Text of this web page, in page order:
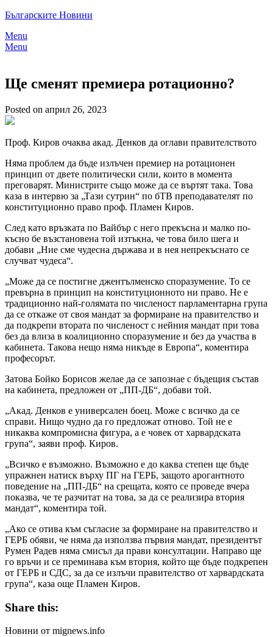
Skip
content
Българските Новини
Menu
Menu
Ще сменят премиера ротационно?
Posted on април 26, 2023
Проф. Киров очаква акад. Денков да оглави правителството
Няма проблем да бъде излъчен премиер на ротационен
принцип от двете политически сили, които в момента
преговарят. Министрите също може да се въртят така. Това
каза в интервю за „Тази сутрин“ по бТВ преподавателят по
конституционно право проф. Пламен Киров.
След като връзката по Вайбър с него прекъсна и малко по-
късно бе възстановена той изтъкна, че това било шега и
добави „Ние сме чудесна държава и в нея непрекъснато се
случват чудеса“.
„Може да се постигне джентълменско споразумение. То се
превърна в принцип на конституционното ни право. Не е
традиционно най-голямата по численост парламентарна група
да се откаже от своя мандат за формиране на правителство и
да подкрепи втората по численост с нейния мандат при това
без да влиза в коалиционно споразумение и без да участва в
кабинета. Такова нещо няма никъде в Европа“, коментира
професорът.
Затова Бойко Борисов желае да се запознае с бъдещия състав
на кабинета, предложен от „ПП-ДБ“, добави той.
„Акад. Денков е универсален боец. Може с всичко да се
справи. Нищо чудно да го предложат отново. Той не е
никаква компромисна фигура, а е човек от харвардската
група“, заяви проф. Киров.
„Всичко е възможно. Възможно е до каква степен ще бъде
упражнен натиск върху ПГ на ГЕРБ, защото арогантното
поведение на „ПП-ДБ“ на срещата, която се проведе вчера
показва, че те разчитат на това, за да се реализира втория
мандат“, коментира той.
„Ако се отива към съгласие за формиране на правителство и
ГЕРБ обяви, че няма да използва първия мандат, президентът
Румен Радев няма смисъл да прави консултации. Направо ще
го връчи и се преминава към втория, който ще бъде подкрепен
от ГЕРБ и СДС, за да се излъчи правителство от харвардската
група“, каза още Пламен Киров.
Share this:
Новини от mignews.info